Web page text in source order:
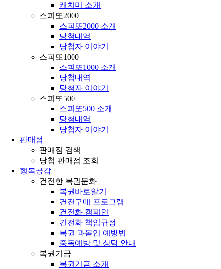
캐치미 소개
스피또2000
스피또2000 소개
당첨내역
당첨자 이야기
스피또1000
스피또1000 소개
당첨내역
당첨자 이야기
스피또500
스피또500 소개
당첨내역
당첨자 이야기
판매점
판매점 검색
당첨 판매점 조회
행복공감
건전한 복권문화
복권바로알기
건전구매 프로그램
건전화 캠페인
건전화 책임규정
복권 과몰입 예방법
중독예방 및 상담 안내
복권기금
복권기금 소개